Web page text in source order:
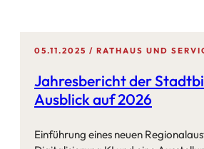
05.11.2025 RATHAUS UND
Jahresbericht der
Ausblick auf 2026
Einführung eines neuen